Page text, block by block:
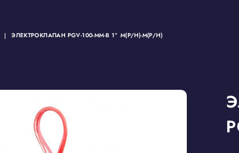
ЭЛЕКТРОКЛАПАН PGV-100-MM-B 1″ М(P/H)-M(P/H)